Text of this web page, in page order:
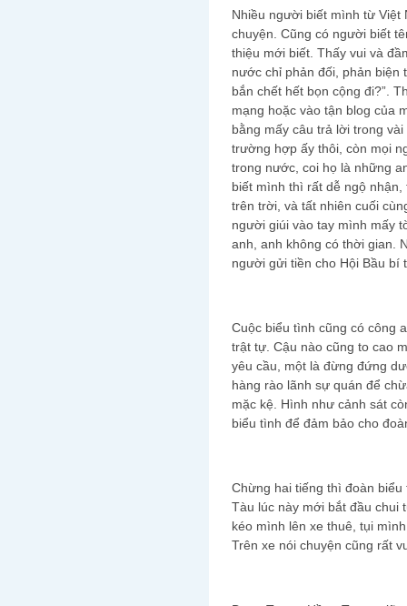
Nhiều người biết mình từ Việt
chuyện. Cũng có người biết
thiệu mới biết. Thấy vui và
nước chỉ phản đối, phản biện
bắn chết hết bọn cộng đi?”.
mạng hoặc vào tận blog của
bằng mấy câu trả lời trong
trường hợp ấy thôi, còn mọi
trong nước, coi họ là những
biết mình thì rất dễ ngộ
trên trời, và tất nhiên cuối
người giúi vào tay mình mấy
anh, anh không có thời gian.
người gửi tiền cho Hội Bầu bí
Cuộc biểu tình cũng có công
trật tự. Cậu nào cũng to cao
yêu cầu, một là đừng đứng
hàng rào lãnh sự quán để
mặc kệ. Hình như cảnh sát
biểu tình để đảm bảo cho
Chừng hai tiếng thì đoàn
Tàu lúc này mới bắt đầu chui
kéo mình lên xe thuê, tụi
Trên xe nói chuyện cũng rất